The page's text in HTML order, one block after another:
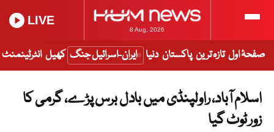
8 Aug, 2026
LIVE
صفحۂ اول تازہ ترین پاکستان دنیا ایران-اسرائیل جنگ کھیل انٹرٹینمنٹ
اسلام آباد، راولپنڈی میں بادل برس پڑے، گرمی کا
زور ٹوٹ گیا